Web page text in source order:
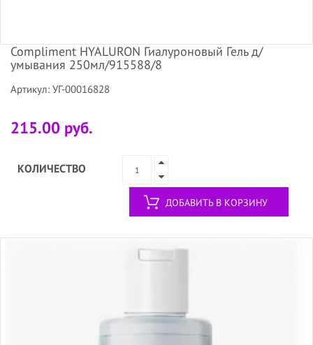
Compliment HYALURON Гиалуроновый Гель д/
умывания 250мл/915588/8
Артикул: УГ-00016828
215.00 руб.
КОЛИЧЕСТВО
ДОБАВИТЬ В КОРЗИНУ